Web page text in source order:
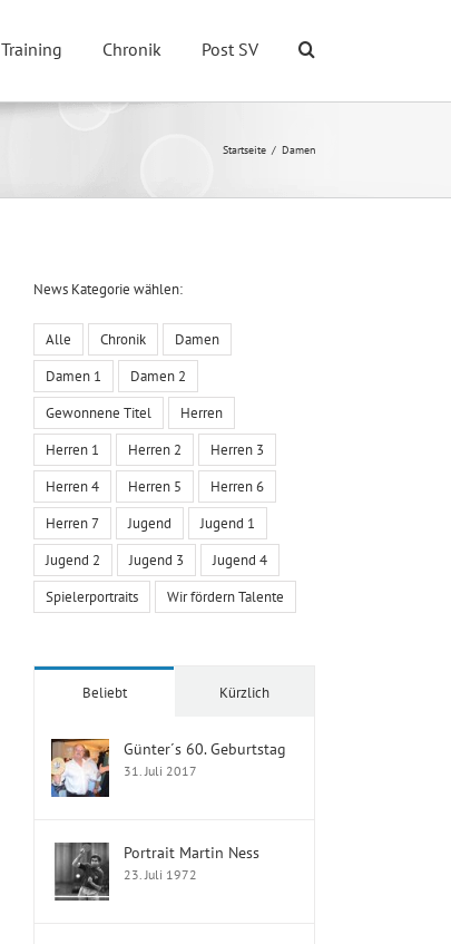
Training Chronik Post SV
Startseite Damen
News Kategorie wählen:
Alle Chronik Damen
Damen 1 Damen 2
Gewonnene Titel Herren
Herren 1 Herren 2 Herren 3
Herren 4 Herren 5 Herren 6
Herren 7 Jugend Jugend 1
Jugend 2 Jugend 3 Jugend 4
Spielerportraits Wir fördern Talente
Beliebt Kürzlich
Günter´s 60. Geburtstag
31. Juli 2017
Portrait Martin Ness
23. Juli 1972